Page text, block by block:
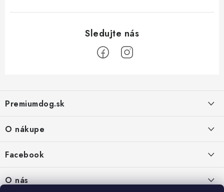
p
ä
Premiumdog.sk
PREDAJŇA:
O nákupe
Doprava a platba
Ochrana osobných údajov
Facebook
O nás